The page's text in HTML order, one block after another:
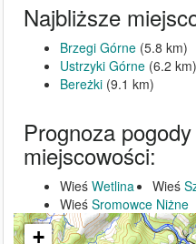
Najbliższe
Brzegi Górne (5.8 km)
Ustrzyki Górne (6.2 km)
Bereżki (9.1 km)
Prognoza
miejscowości:
Wieś Wetlina Wieś
Wieś Sromowce Niżne
+